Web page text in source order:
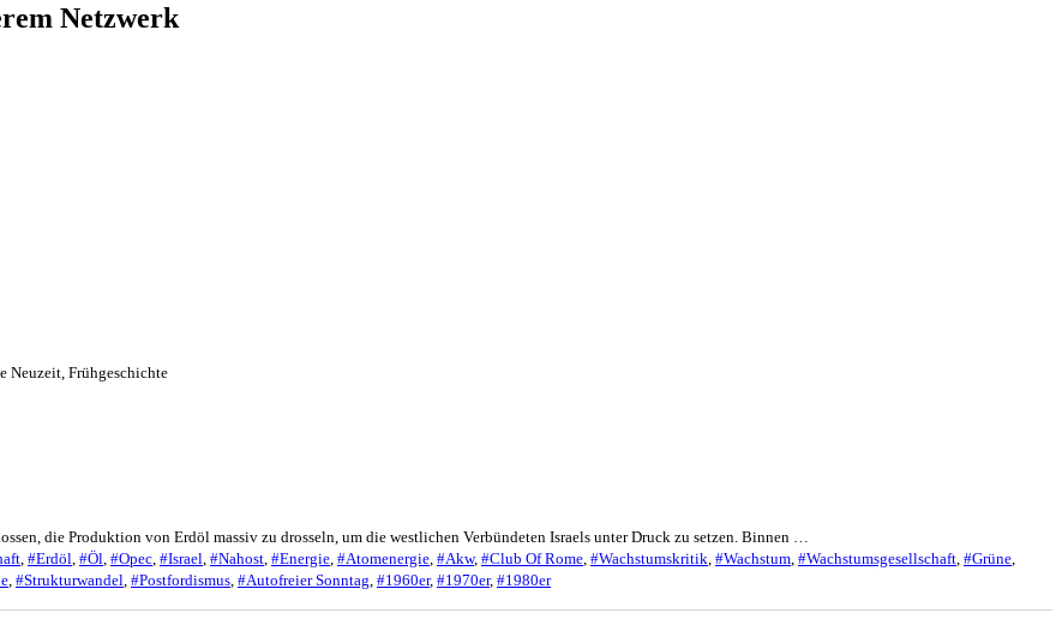
Netzwerk
Neuzeit Frühgeschichte
die Produktion von Erdöl massiv zu drosseln, um die westlichen Verbündeten Israels unter Druck zu setzen. Binnen …
, #Erdöl, #Öl, #Opec, #Israel, #Nahost, #Energie, #Atomenergie, #Akw, #Club Of Rome, #Wachstumskritik, #Wachstum, #Wachstumsgesellschaft, #Grüne,
, #Strukturwandel, #Postfordismus, #Autofreier Sonntag, #1960er, #1970er, #1980er